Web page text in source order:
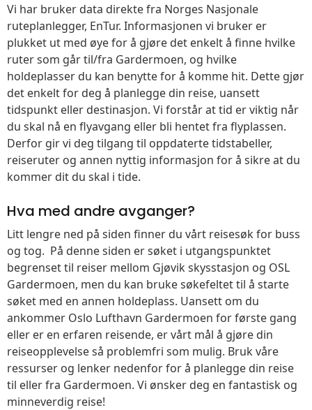
Vi har bruker data direkte fra Norges Nasjonale
ruteplanlegger, EnTur. Informasjonen vi bruker er
plukket ut med øye for å gjøre det enkelt å finne hvilke
ruter som går til/fra Gardermoen, og hvilke
holdeplasser du kan benytte for å komme hit. Dette gjør
det enkelt for deg å planlegge din reise, uansett
tidspunkt eller destinasjon. Vi forstår at tid er viktig når
du skal nå en flyavgang eller bli hentet fra flyplassen.
Derfor gir vi deg tilgang til oppdaterte tidstabeller,
reiseruter og annen nyttig informasjon for å sikre at du
kommer dit du skal i tide.
Hva med andre avganger?
Litt lengre ned på siden finner du vårt reisesøk for buss
og tog. På denne siden er søket i utgangspunktet
begrenset til reiser mellom Gjøvik skysstasjon og OSL
Gardermoen, men du kan bruke søkefeltet til å starte
søket med en annen holdeplass. Uansett om du
ankommer Oslo Lufthavn Gardermoen for første gang
eller er en erfaren reisende, er vårt mål å gjøre din
reiseopplevelse så problemfri som mulig. Bruk våre
ressurser og lenker nedenfor for å planlegge din reise
til eller fra Gardermoen. Vi ønsker deg en fantastisk og
minneverdig reise!